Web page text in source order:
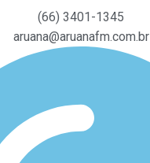
(66) 3401-1345
aruana@aruanafm.com.br